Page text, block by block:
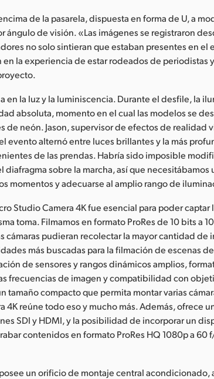
de la pasarela, dispuesta en forma de U, a
ángulo de visión. «Las imágenes se registraron
no solo sintieran que estaban presentes en el
la experiencia de estar rodeados de periodistas
en la luz y la luminiscencia. Durante el desfile, la
absoluta, momento en el cual las modelos se
de neón. Jason, supervisor de efectos de realidad
evento alternó entre luces brillantes y la más
de las prendas. Habría sido imposible
diafragma sobre la marcha, así que necesitábamos
momentos y adecuarse al amplio rango de
Studio Camera 4K fue esencial para poder captar
toma. Filmamos en formato ProRes de 10 bits a
cámaras pudieran recolectar la mayor cantidad de
más buscadas para la filmación de escenas
de sensores y rangos dinámicos amplios,
frecuencias de imagen y compatibilidad con
tamaño compacto que permita montar varias
4K reúne todo eso y mucho más. Además, ofrece
SDI y HDMI, y la posibilidad de incorporar un
contenidos en formato ProRes HQ 1080p a 60
un orificio de montaje central acondicionado,